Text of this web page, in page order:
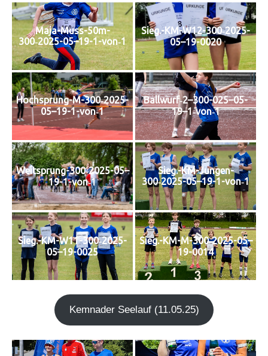
Maja-Muss-50m-
300‑2025-05–19-1-von‑1
Sieg.-KM-W12-300‑2025-
05–19-0020
Hochsprung-M-300‑2025-
05–19-1-von‑1
Ballwurf‑2–300-025–05-
19–1‑von‑1
Weitsprung-300‑2025-05–
19-1-von‑1
Sieg.-KM-Jungen-
300‑2025-05–19-1-von‑1
Sieg.-KM-W11-300‑2025-
05–19-0025
Sieg.-KM-M-300‑2025-05–
19-0014
Kem­n­ader See­lauf (11.05.25)